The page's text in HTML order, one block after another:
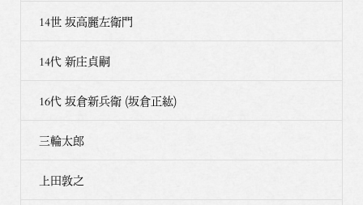
14世 坂高麗左衛門
14代 新庄貞嗣
16代 坂倉新兵衛 (坂倉正紘)
三輪太郎
上田敦之